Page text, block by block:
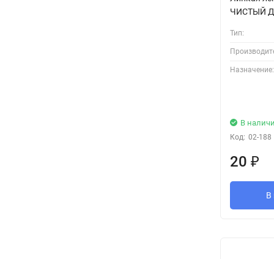
ЧИСТЫЙ
Тип:
Назначение:
В
Код: 02-188
20 ₽
В